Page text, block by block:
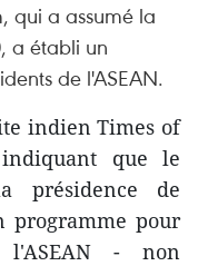
qui a assumé la
a établi un
de l'ASEAN.
indien Times of
que le
présidence de
programme pour
- non